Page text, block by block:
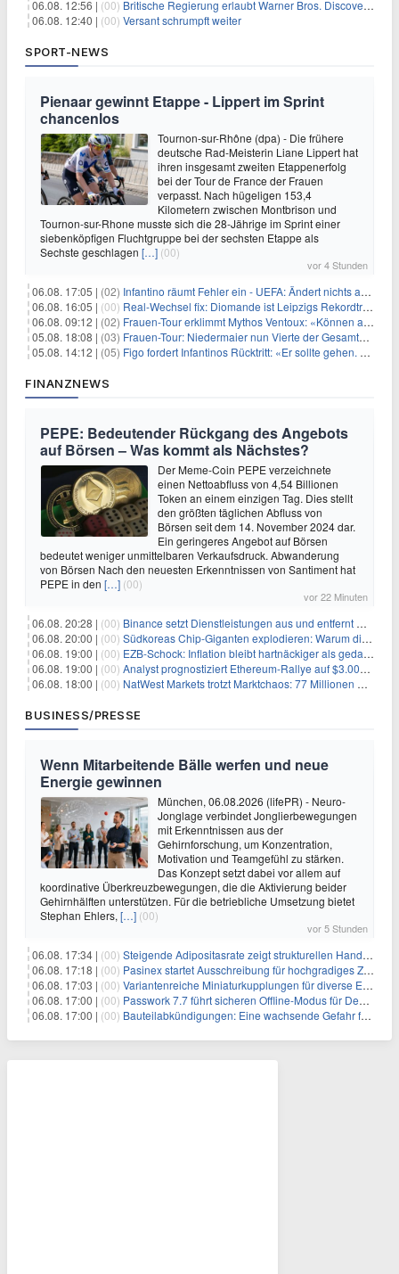
06.08. 12:56 | (00) Britische Regierung erlaubt Warner Bros. Discovery-Übernahme
06.08. 12:40 | (00) Versant schrumpft weiter
SPORT-NEWS
Pienaar gewinnt Etappe - Lippert im Sprint
chancenlos
Tournon-sur-Rhône (dpa) - Die frühere
deutsche Rad-Meisterin Liane Lippert hat
ihren insgesamt zweiten Etappenerfolg
bei der Tour de France der Frauen
verpasst. Nach hügeligen 153,4
Kilometern zwischen Montbrison und
Tournon-sur-Rhone musste sich die 28-Jährige im Sprint einer
siebenköpfigen Fluchtgruppe bei der sechsten Etappe als
Sechste geschlagen […] (00)
vor 4 Stunden
06.08. 17:05 | (02) Infantino räumt Fehler ein - UEFA: Ändert nichts an Boykott
06.08. 16:05 | (00) Real-Wechsel fix: Diomande ist Leipzigs Rekordtransfer
06.08. 09:12 | (02) Frauen-Tour erklimmt Mythos Ventoux: «Können alles schaffen»
05.08. 18:08 | (03) Frauen-Tour: Niedermaier nun Vierte der Gesamtwertung
05.08. 14:12 | (05) Figo fordert Infantinos Rücktritt: «Er sollte gehen. Jetzt»
FINANZNEWS
PEPE: Bedeutender Rückgang des Angebots
auf Börsen – Was kommt als Nächstes?
Der Meme-Coin PEPE verzeichnete
einen Nettoabfluss von 4,54 Billionen
Token an einem einzigen Tag. Dies stellt
den größten täglichen Abfluss von
Börsen seit dem 14. November 2024 dar.
Ein geringeres Angebot auf Börsen
bedeutet weniger unmittelbaren Verkaufsdruck. Abwanderung
von Börsen Nach den neuesten Erkenntnissen von Santiment hat
PEPE in den […] (00)
vor 22 Minuten
06.08. 20:28 | (00) Binance setzt Dienstleistungen aus und entfernt mehrere Krypto-Paare: Wer ist betroffen?
06.08. 20:00 | (00) Südkoreas Chip-Giganten explodieren: Warum dieser Rekord-Tag die KI-Branche erschüttert
06.08. 19:00 | (00) EZB-Schock: Inflation bleibt hartnäckiger als gedacht – 2027 wird zum kritischen Test
06.08. 19:00 | (00) Analyst prognostiziert Ethereum-Rallye auf $3.000 nach entscheidendem On-Chain-Ausbruch
06.08. 18:00 | (00) NatWest Markets trotzt Marktchaos: 77 Millionen Pfund Gewinn im ersten Halbjahr
BUSINESS/PRESSE
Wenn Mitarbeitende Bälle werfen und neue
Energie gewinnen
München, 06.08.2026 (lifePR) - Neuro-
Jonglage verbindet Jonglierbewegungen
mit Erkenntnissen aus der
Gehirnforschung, um Konzentration,
Motivation und Teamgefühl zu stärken.
Das Konzept setzt dabei vor allem auf
koordinative Überkreuzbewegungen, die die Aktivierung beider
Gehirnhälften unterstützen. Für die betriebliche Umsetzung bietet
Stephan Ehlers, […] (00)
vor 5 Stunden
06.08. 17:34 | (00) Steigende Adipositasrate zeigt strukturellen Handlungsbedarf bei der Ernährung schulpflichtiger Kinder
06.08. 17:18 | (00) Pasinex startet Ausschreibung für hochgradiges Zinksulfidkonzentrat mit Germanium- und Silbergehalten und stellt ein Betriebsupdate bereit
06.08. 17:03 | (00) Variantenreiche Miniaturkupplungen für diverse Einsatzbereiche
06.08. 17:00 | (00) Passwork 7.7 führt sicheren Offline-Modus für Desktop- und Mobile-Apps ein
06.08. 17:00 | (00) Bauteilabkündigungen: Eine wachsende Gefahr für industrielle Elektroniksysteme